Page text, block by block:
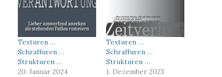
Texturen …
Schraffuren …
Strukturen …
20. Januar 2024
Texturen …
Schraffuren …
Strukturen …
1. Dezember 2023